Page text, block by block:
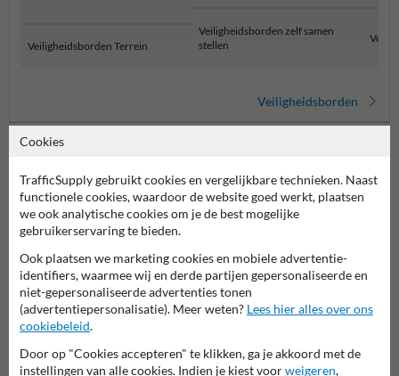
Veiligheidsborden Terrein
Veiligheidsborden zelf samen
stellen
Veiligheidsborden
Stel je vraag aan Veiligheidsbordkopen.be
Naam*
Cookies
TrafficSupply gebruikt cookies en vergelijkbare technieken. Naast
functionele cookies, waardoor de website goed werkt, plaatsen
we ook analytische cookies om je de best mogelijke
gebruikerservaring te bieden.
Ook plaatsen we marketing cookies en mobiele advertentie-
identifiers, waarmee wij en derde partijen gepersonaliseerde en
niet-gepersonaliseerde advertenties tonen
(advertentiepersonalisatie). Meer weten? Lees hier alles over ons
cookiebeleid.
Door op "Cookies accepteren" te klikken, ga je akkoord met de
instellingen van alle cookies. Indien je kiest voorweigeren,